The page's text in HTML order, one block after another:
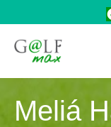
au
contenu
Meliá